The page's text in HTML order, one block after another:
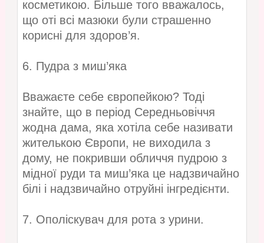
косметикою. Більше того вважалось,
що оті всі мазюки були страшенно
корисні для здоров’я.
6. Пудра з миш’яка
Вважаєте себе європейкою? Тоді
знайте, що в період Середньовіччя
жодна дама, яка хотіла себе називати
жителькою Європи, не виходила з
дому, не покривши обличчя пудрою з
мідної руди та миш’яка це надзвичайно
білі і надзвичайно отруйні інгредієнти.
7. Ополіскувач для рота з урини.